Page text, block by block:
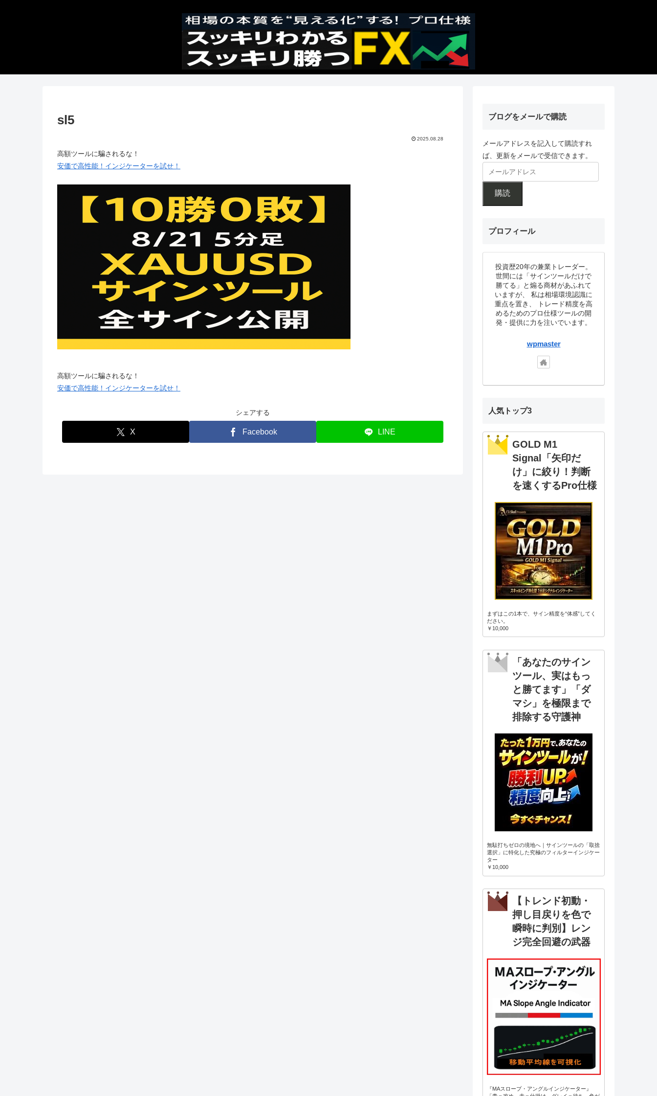
sl5
2025.08.28
高額ツールに騙されるな！
安価で高性能！インジケーターを試せ！
高額ツールに騙されるな！
安価で高性能！インジケーターを試せ！
シェアする
X Facebook LINE
ブログをメールで購読
メールアドレスを記入して購読すれ
ば、更新をメールで受信できます。
購読
プロフィール
投資歴20年の兼業トレーダー。
世間には「サインツールだけで
勝てる」と煽る商材があふれて
いますが、 私は相場環境認識に
重点を置き、 トレード精度を高
めるためのプロ仕様ツールの開
発・提供に力を注いでいます。
wpmaster
人気トップ3
GOLD M1
Signal「矢印だ
け」に絞り！判断
を速くするPro仕様
まずはこの1本で、サイン精度を“体感”してく
ださい。
￥10,000
「あなたのサイン
ツール、実はもっ
と勝てます」「ダ
マシ」を極限まで
排除する守護神
無駄打ちゼロの境地へ｜サインツールの「取捨
選択」に特化した究極のフィルターインジケー
ター
￥10,000
【トレンド初動・
押し目戻りを色で
瞬時に判別】レン
ジ完全回避の武器
『MAスロープ・アングルインジケーター』